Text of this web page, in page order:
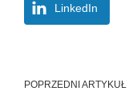
LinkedIn
POPRZEDNI ARTYKUŁ